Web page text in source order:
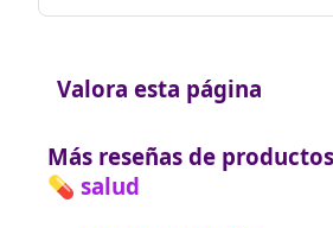
Valora esta página
Más reseñas de
💊 salud